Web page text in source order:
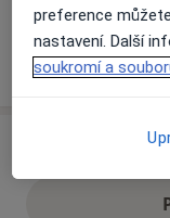
preference
nastavení. Další
soukromí a